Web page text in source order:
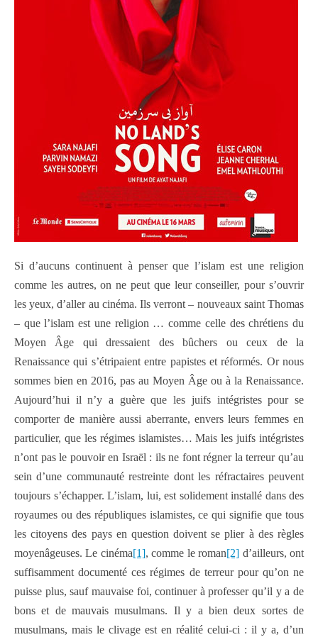
Si d’aucuns continuent à penser que l’islam est une religion
comme les autres, on ne peut que leur conseiller, pour s’ouvrir
les yeux, d’aller au cinéma. Ils verront – nouveaux saint Thomas
– que l’islam est une religion … comme celle des chrétiens du
Moyen Âge qui dressaient des bûchers ou ceux de la
Renaissance qui s’étripaient entre papistes et réformés. Or nous
sommes bien en 2016, pas au Moyen Âge ou à la Renaissance.
Aujourd’hui il n’y a guère que les juifs intégristes pour se
comporter de manière aussi aberrante, envers leurs femmes en
particulier, que les régimes islamistes… Mais les juifs intégristes
n’ont pas le pouvoir en Israël : ils ne font régner la terreur qu’au
sein d’une communauté restreinte dont les réfractaires peuvent
toujours s’échapper. L’islam, lui, est solidement installé dans des
royaumes ou des républiques islamistes, ce qui signifie que tous
les citoyens des pays en question doivent se plier à des règles
moyenâgeuses. Le cinéma[1], comme le roman[2] d’ailleurs, ont
suffisamment documenté ces régimes de terreur pour qu’on ne
puisse plus, sauf mauvaise foi, continuer à professer qu’il y a de
bons et de mauvais musulmans. Il y a bien deux sortes de
musulmans, mais le clivage est en réalité celui-ci : il y a, d’un